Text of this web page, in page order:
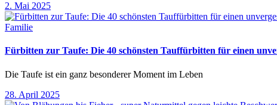
2. Mai 2025
Familie
Fürbitten zur Taufe: Die 40 schönsten Tauffürbitten für einen
Die Taufe ist ein ganz besonderer Moment im Leben
28. April 2025